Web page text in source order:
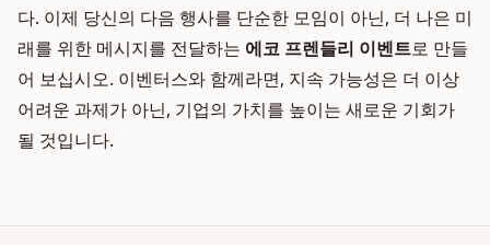
다. 이제 당신의 다음 행사를 단순한 모임이 아닌, 더 나은 미
래를 위한 메시지를 전달하는 에코 프렌들리 이벤트로 만들
어 보십시오. 이벤터스와 함께라면, 지속 가능성은 더 이상
어려운 과제가 아닌, 기업의 가치를 높이는 새로운 기회가
될 것입니다.